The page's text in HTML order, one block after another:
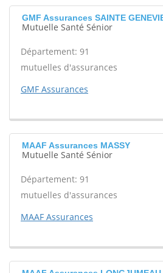
GMF Assurances SAINTE
Mutuelle Santé Sénior
Département: 91
mutuelles d'assurances
GMF Assurances
MAAF Assurances MASSY
Mutuelle Santé Sénior
Département: 91
mutuelles d'assurances
MAAF Assurances